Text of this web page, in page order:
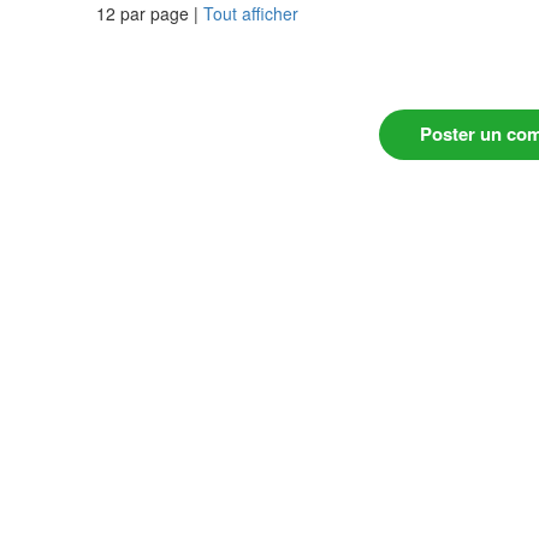
12 par page | Tout afficher
Poster un